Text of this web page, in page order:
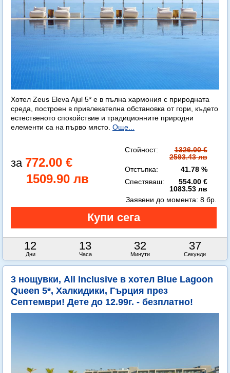
Хотел Zeus Eleva Ajul 5* е в пълна хармония с природната
среда, построен в привлекателна обстановка от гори, където
естественото спокойствие и традиционните природни
елементи са на първо място. Още...
772.00 €
1509.90 лв
Стойност:
1326.00 €
2593.43 лв
Отстъпка:
41.78 %
Спестяваш:
554.00 €
1083.53 лв
12
Дни
13
Часа
32
Минути
36
Секунди
Заявени до момента: 8 бр.
3 нощувки, All Inclusive в хотел Blue Lagoon
Queen 5*, Халкидики, Гърция през
Септември! Дете до 12.99г. - безплатно!